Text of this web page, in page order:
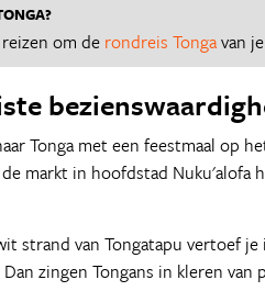
om de rondreis Tongavan
Tonga met een feestmaal op
markt in hoofdstad Nuku'alofa
strand van Tongatapu vertoef
zingen Tongans in kleren van